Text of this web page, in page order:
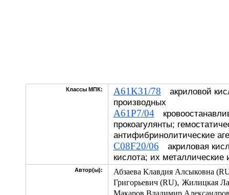
Классы МПК: A61K31/78 акриловой
производных
A61P7/04
прокоагулянты;
антифибринолитические
C08F20/06 акриловая
кислота; их
Автор(ы):
Абзаева Клавдия Алсыковна
Григорьевич (RU), Жилицкая
Макаров Владимир